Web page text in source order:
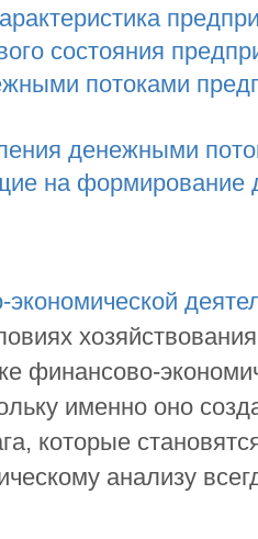
состояния
потоками
денежными
на формирование
финансово-
именно оно
которые
анализу